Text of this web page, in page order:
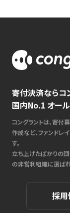
寄付決済ならコ
国内No.1 オー
コングラントは、寄付
作成など、ファンド
す。
立ち上げたばかりの
の非営利組織に選ばれ
採